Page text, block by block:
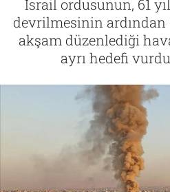
İsrail ordusunun, 61
devrilmesinin ardından
akşam düzenlediği
ayrı hedefi
Tarih
İletişim
Künye